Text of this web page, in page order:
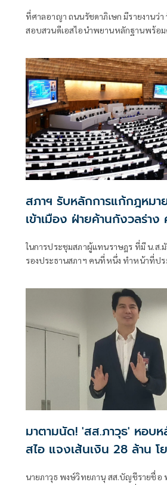
ที่ศาลอาญา ถนนรัชดาภิเษก มีรายงานว่
สอบสวนดีเอสไอนำพยานหลักฐานพร้อ
หนึ่งในนั้นมีชื่อของนายภาวุธ พงษ์วิทยภ
พรรคประชาชน รวมอยู่ด้วย
สภาฯ รับหลักการแก้กฎหมา
เข้าเมือง ฝ่ายค้านกังวลร่า
ในการประชุมสภาผู้แทนราษฎร ที่มี น.ส.
รองประธานสภาฯ คนที่หนึ่ง ทำหน้าที่ปร
พ.ศ... ที่คณะรัฐมนตรี (ครม.) เสนอ และ
มาตามนัด! 'สส.ภาวุธ' หอบ
สไอ แจงเส้นเงิน 28 ล้าน
นายภาวุธ พงษ์วิทยภานุ สส.บัญชีรายชื่อ